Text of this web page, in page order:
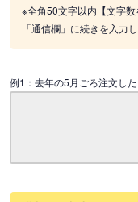
※全角50文字以内【文字
「通信欄」に続きを入力
例1：去年の5月ごろ注文し